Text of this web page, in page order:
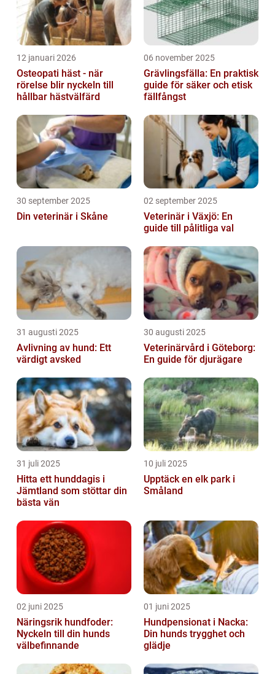
12 januari 2026
Osteopati häst - när
rörelse blir nyckeln till
hållbar hästvälfärd
06 november 2025
Grävlingsfälla: En praktisk
guide för säker och etisk
fällfångst
30 september 2025
Din veterinär i Skåne
02 september 2025
Veterinär i Växjö: En
guide till pålitliga val
31 augusti 2025
Avlivning av hund: Ett
värdigt avsked
30 augusti 2025
Veterinärvård i Göteborg:
En guide för djurägare
31 juli 2025
Hitta ett hunddagis i
Jämtland som stöttar din
bästa vän
10 juli 2025
Upptäck en elk park i
Småland
02 juni 2025
Näringsrik hundfoder:
Nyckeln till din hunds
välbefinnande
01 juni 2025
Hundpensionat i Nacka:
Din hunds trygghet och
glädje